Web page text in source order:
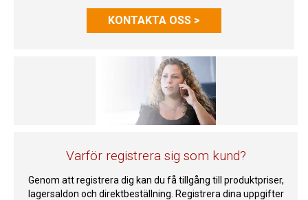
KONTAKTA OSS >
Varför registrera sig som kund?
Genom att registrera dig kan du få tillgång till produktpriser,
lagersaldon och direktbeställning. Registrera dina uppgifter